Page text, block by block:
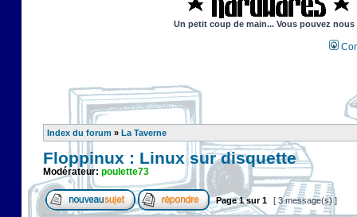
Un petit coup de main... Vous pouvez
Index du forum » La Taverne
Floppinux : Linux sur disquette
Modérateur: poulette73
Page1sur1 [ 3 message(s) ]